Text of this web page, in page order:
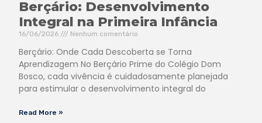
Berçário: Desenvolvimento
Integral na Primeira Infância
16/06/2026 Nenhum comentário
Berçário: Onde Cada Descoberta se Torna
Aprendizagem No Berçário Prime do Colégio Dom
Bosco, cada vivência é cuidadosamente planejada
para estimular o desenvolvimento integral do
Read More »